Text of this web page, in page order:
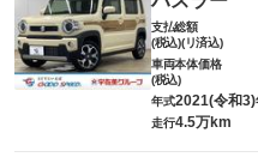
支払総額
(税込)(リ済込)
車両本体価格
(税込)
年式2021(令和3)
走行4.5万km